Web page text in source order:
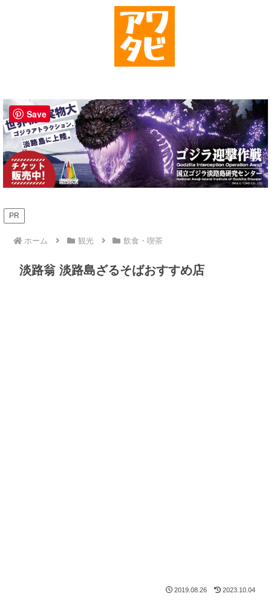
PR
ホーム 観光 飲食・喫茶
淡路翁 淡路島ざるそばおすすめ店
2019.08.26 2023.10.04
Save